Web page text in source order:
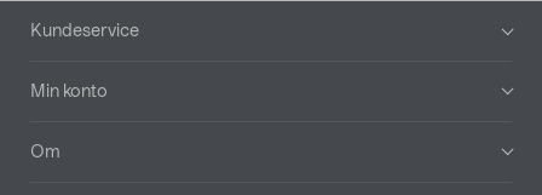
Bunntekst
Kundeservice
Min konto
Om